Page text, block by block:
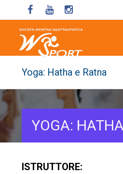
Yoga: Hatha e Ratna
YOGA:
ISTRUTTORE: